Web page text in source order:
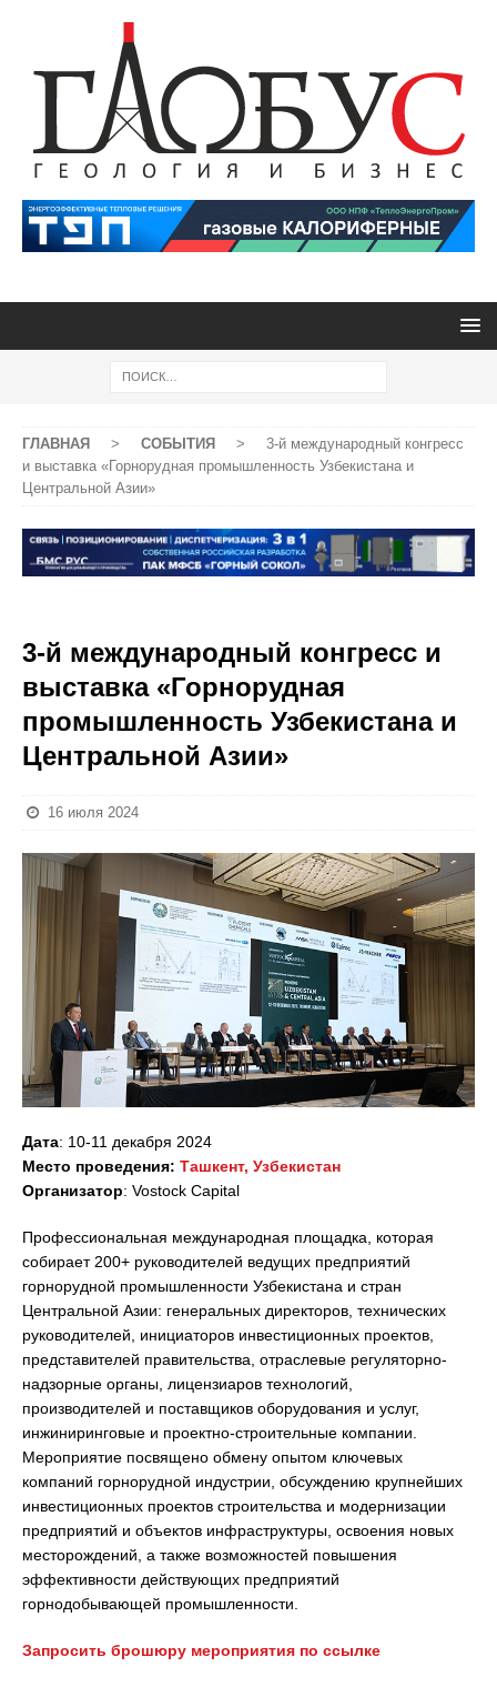
ГЛАВНАЯ > СОБЫТИЯ >
3-й международный конгресс
и выставка «Горнорудная промышленность Узбекистана и
Центральной Азии»
3-й международный конгресс и
выставка «Горнорудная
промышленность Узбекистана и
Центральной Азии»
16 июля 2024
Дата: 10-11 декабря 2024
Место проведения: Ташкент, Узбекистан
Организатор: Vostock Capital
Профессиональная международная площадка, которая
собирает 200+ руководителей ведущих предприятий
горнорудной промышленности Узбекистана и стран
Центральной Азии: генеральных директоров, технических
руководителей, инициаторов инвестиционных проектов,
представителей правительства, отраслевые регуляторно-
надзорные органы, лицензиаров технологий,
производителей и поставщиков оборудования и услуг,
инжиниринговые и проектно-строительные компании.
Мероприятие посвящено обмену опытом ключевых
компаний горнорудной индустрии, обсуждению крупнейших
инвестиционных проектов строительства и модернизации
предприятий и объектов инфраструктуры, освоения новых
месторождений, а также возможностей повышения
эффективности действующих предприятий
горнодобывающей промышленности.
Запросить брошюру мероприятия по ссылке